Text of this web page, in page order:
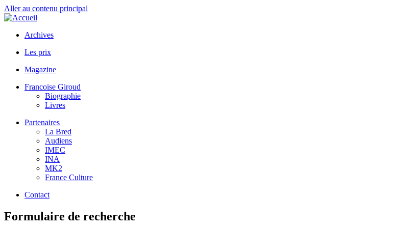
Aller au contenu principal
Archives
Les prix
Magazine
Francoise Giroud
Biographie
Livres
Partenaires
La Bred
Audiens
IMEC
INA
MK2
France Culture
Contact
Formulaire de recherche